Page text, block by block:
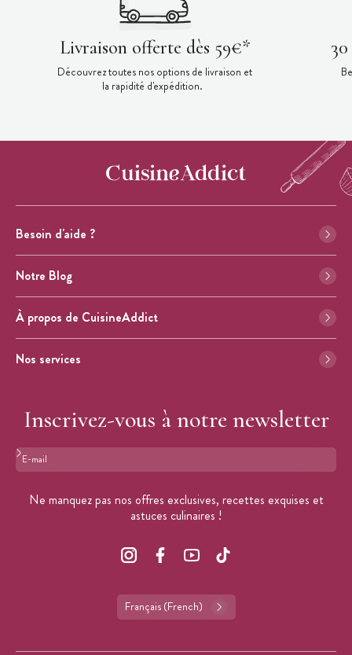
Livraison offerte dès 59€*
Découvrez toutes nos options de livraison et
la rapidité d'expédition.
Besoin d'aide ?
Notre Blog
À propos de CuisineAddict
Nos services
Inscrivez-vous à notre newsletter
Format : adresse@email.com
Ne manquez pas nos offres exclusives, recettes exquises et
astuces culinaires !
Français (French)